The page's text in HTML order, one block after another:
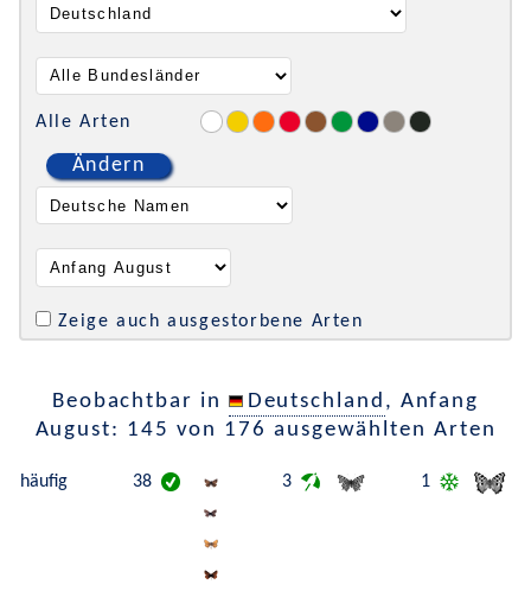
Alle Arten
Ändern
Zeige auch ausgestorbene Arten
Beobachtbar in Deutschland , Anfang
August: 145 von 176 ausgewählten Arten
häufig 38 3 1